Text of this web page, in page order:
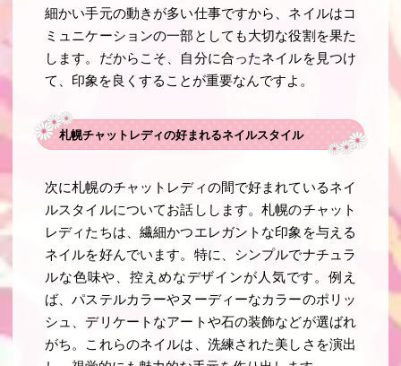
細かい手元の動きが多い仕事ですから、ネイルはコ
ミュニケーションの一部としても大切な役割を果た
します。だからこそ、自分に合ったネイルを見つけ
て、印象を良くすることが重要なんですよ。
札幌チャットレディの好まれるネイルスタイル
次に札幌のチャットレディの間で好まれているネイ
ルスタイルについてお話しします。札幌のチャット
レディたちは、繊細かつエレガントな印象を与える
ネイルを好んでいます。特に、シンプルでナチュラ
ルな色味や、控えめなデザインが人気です。例え
ば、パステルカラーやヌーディーなカラーのポリッ
シュ、デリケートなアートや石の装飾などが選ばれ
がち。これらのネイルは、洗練された美しさを演出